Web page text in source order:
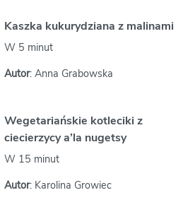
Kaszka kukurydziana z malinami
W 5 minut
Autor: Anna Grabowska
Wegetariańskie kotleciki z
ciecierzycy a’la nugetsy
W 15 minut
Autor: Karolina Growiec